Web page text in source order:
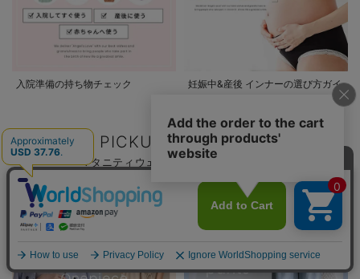
入院準備の持ち物チェック
妊娠中&産後 インナーの選び方ガイ
PICKUP CATEGORY
マタニティウェア/マタニティ服/授乳服/